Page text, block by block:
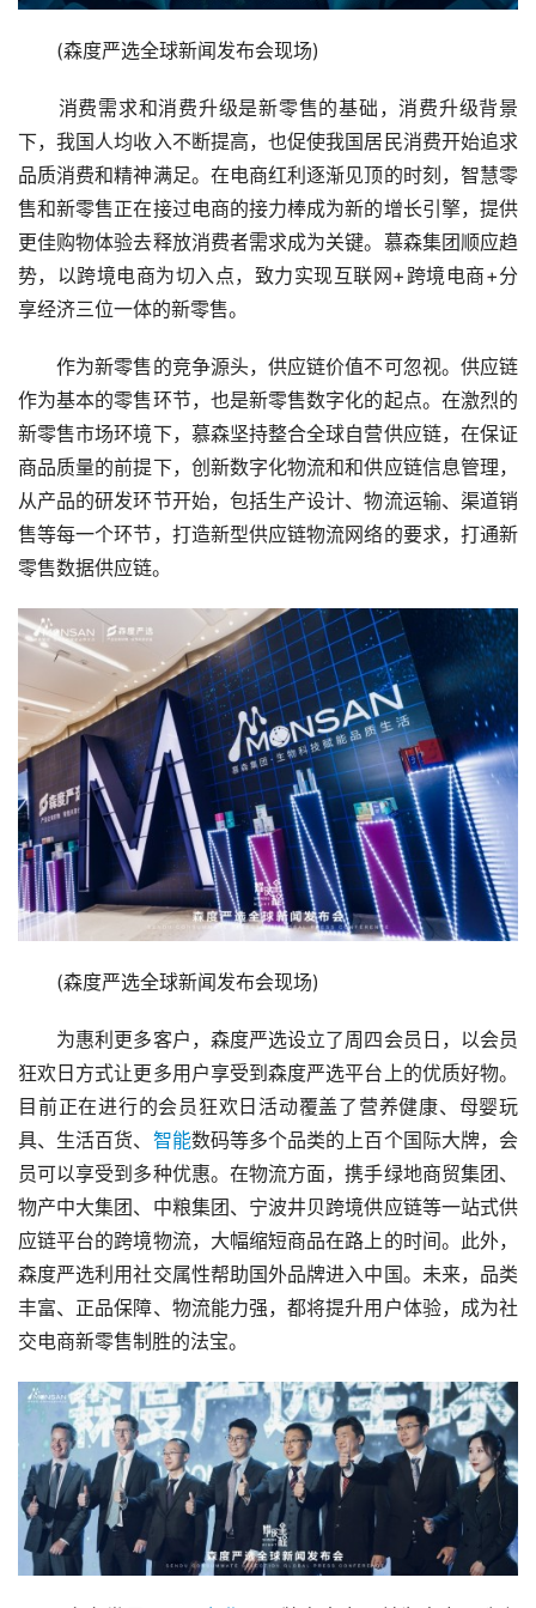
(森度严选全球新闻发布会现场)
消费需求和消费升级是新零售的基础，消费升级背景
下，我国人均收入不断提高，也促使我国居民消费开始追求
品质消费和精神满足。在电商红利逐渐见顶的时刻，智慧零
售和新零售正在接过电商的接力棒成为新的增长引擎，提供
更佳购物体验去释放消费者需求成为关键。慕森集团顺应趋
势，以跨境电商为切入点，致力实现互联网+跨境电商+分
享经济三位一体的新零售。
作为新零售的竞争源头，供应链价值不可忽视。供应链
作为基本的零售环节，也是新零售数字化的起点。在激烈的
新零售市场环境下，慕森坚持整合全球自营供应链，在保证
商品质量的前提下，创新数字化物流和和供应链信息管理，
从产品的研发环节开始，包括生产设计、物流运输、渠道销
售等每一个环节，打造新型供应链物流网络的要求，打通新
零售数据供应链。
(森度严选全球新闻发布会现场)
为惠利更多客户，森度严选设立了周四会员日，以会员
狂欢日方式让更多用户享受到森度严选平台上的优质好物。
目前正在进行的会员狂欢日活动覆盖了营养健康、母婴玩
具、生活百货、 智能数码等多个品类的上百个国际大牌，会
员可以享受到多种优惠。在物流方面，携手绿地商贸集团、
物产中大集团、中粮集团、宁波井贝跨境供应链等一站式供
应链平台的跨境物流，大幅缩短商品在路上的时间。此外，
森度严选利用社交属性帮助国外品牌进入中国。未来，品类
丰富、正品保障、物流能力强，都将提升用户体验，成为社
交电商新零售制胜的法宝。